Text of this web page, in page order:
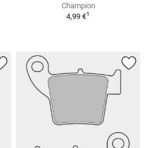
Champion
4,99 €1